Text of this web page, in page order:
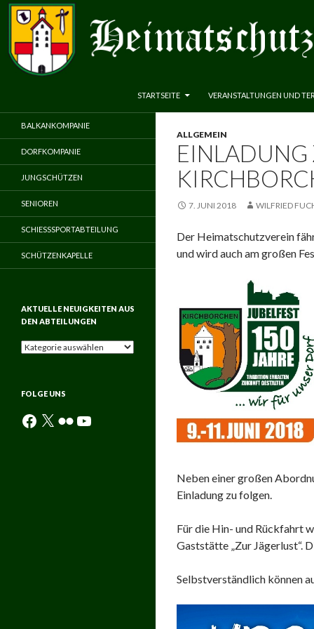
Heimatschutzverein Neuenbeken 1583 e.V.
STARTSEITE
VERANSTALTUNGEN UND
ALLGEMEIN
EINLADUNG
7. JUNI 2018 WILFRIED
Der Heimatschutzverein
und wird auch am großen
Neben einer großen
Einladung zu folgen.
Für die Hin- und Rückfahrt
Gaststätte „Zur Jägerlust“.
Selbstverständlich können
BALKANKOMPANIE
DORFKOMPANIE
JUNGSCHÜTZEN
SENIOREN
SCHIESSSPORTABTEILUNG
SCHÜTZENKAPELLE
AKTUELLE NEUIGKEITEN AUS
DEN ABTEILUNGEN
Aktuelle
Abteilungen
FOLGE UNS
Facebook
X FlickrYouTube